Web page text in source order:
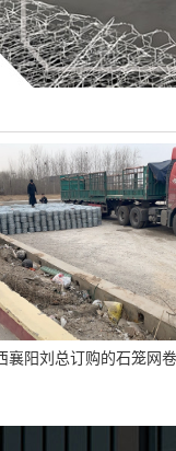
笼网卷正在卸车